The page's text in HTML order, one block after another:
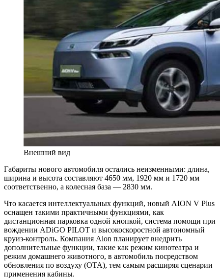
Внешний вид
Габариты нового автомобиля остались неизменными: длина,
ширина и высота составляют 4650 мм, 1920 мм и 1720 мм
соответственно, а колесная база — 2830 мм.
Что касается интеллектуальных функций, новый AION V Plus
оснащен такими практичными функциями, как
дистанционная парковка одной кнопкой, система помощи при
вождении ADiGO PILOT и высокоскоростной автономный
круиз-контроль. Компания Aion планирует внедрить
дополнительные функции, такие как режим кинотеатра и
режим домашнего животного, в автомобиль посредством
обновления по воздуху (OTA), тем самым расширяя сценарии
применения кабины.